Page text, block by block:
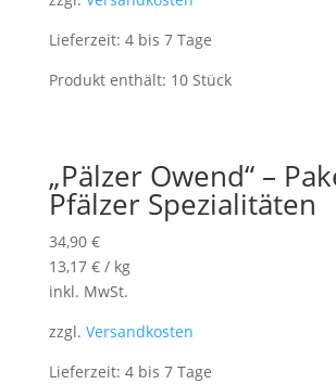
Lieferzeit: 4 bis 7 Tage
Produkt enthält: 10 Stück
„Pälzer Owend“ –
Pfälzer Spezialitäten
34,90 €
13,17 €/ kg
inkl. MwSt.
zzgl. Versandkosten
Lieferzeit: 4 bis 7 Tage